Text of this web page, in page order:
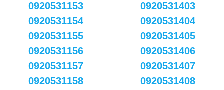
0920531153
0920531154
0920531155
0920531156
0920531157
0920531158
0920531403
0920531404
0920531405
0920531406
0920531407
0920531408